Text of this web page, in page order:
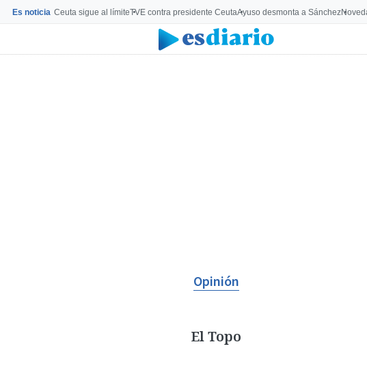
Es noticia Ceuta sigue al límiteTVE contra presidente CeutaAyuso desmonta a Sánchez
Opinión
El Topo